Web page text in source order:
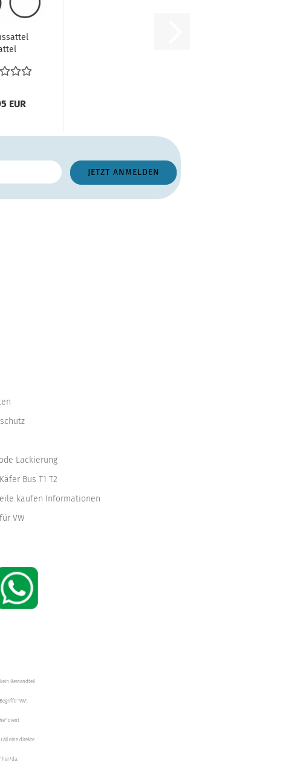
EUR
Lackierung
Bus T1 T2
kaufen Informationen
VW
Bestandteil
"VW",
dient
eine direkte
her/da.